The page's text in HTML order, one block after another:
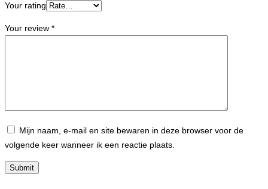
Your rating
Your review *
Mijn naam, e-mail en site bewaren in deze browser voor de
volgende keer wanneer ik een reactie plaats.